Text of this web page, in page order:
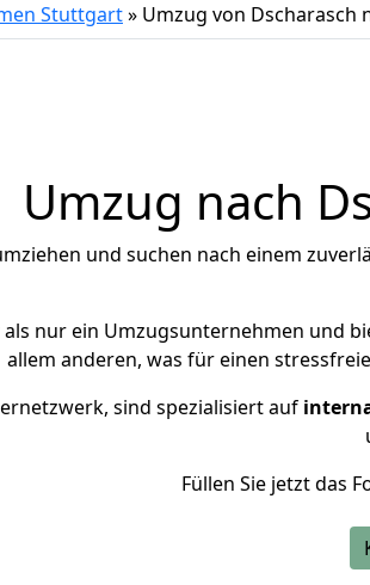
Stuttgart» Umzug von Dscharasch
Umzug nach
und suchen nach einem
nur ein Umzugsunternehmen und
allem anderen, was für einen
sind spezialisiert auf
Füllen Sie jetzt das